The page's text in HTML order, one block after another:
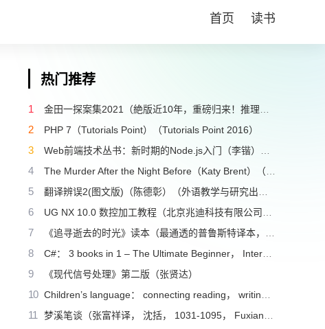
首页 读书
热门推荐
1 金田一探案集2021（絶版近10年，重磅归来！推理高峰典范，江户川乱步、青山刚昌推荐。惊骇悬念+诡秘人性，入坑推理佳选，一套10本过足瘾！精美和风装帧，日本系列销量超5500万册）（横沟正史）（壹页科技 2021）
2 PHP 7（Tutorials Point）（Tutorials Point 2016）
3 Web前端技术丛书：新时期的Node.js入门（李锴）（清华大学出版社 2017）
4 The Murder After the Night Before（Katy Brent）（HQ Digital 2024）
5 翻译辨误2(图文版)（陈德彰）（外语教学与研究出版社 2011）
6 UG NX 10.0 数控加工教程（北京兆迪科技有限公司）（机械工业出版社 2016）
7 《追寻逝去的时光》读本（最通透的普鲁斯特译本，“大跨度”节选七卷本，一字不易；附赠《普罗斯特纸上展览》）（【法】马塞尔•普鲁斯特，周克希译）（广西师范大学出版社 2015）
8 C#： 3 books in 1 – The Ultimate Beginner， Intermediate & Advanced Guides to Master C# Programming Quickly with No Experience（Mark Reed）（2022）
9 《现代信号处理》第二版（张贤达）
10 Children’s language： connecting reading， writing， and talk（Judith Wells Lindfors）（Teachers College Press 2008）
11 梦溪笔谈（张富祥译， 沈括， 1031-1095， Fuxiang Zhang）（北京：中华书局 2009）